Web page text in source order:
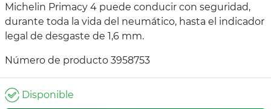
Michelin Primacy 4 puede conducir con seguridad,
durante toda la vida del neumático, hasta el indicador
legal de desgaste de 1,6 mm.
Número de producto 3958753
Disponible